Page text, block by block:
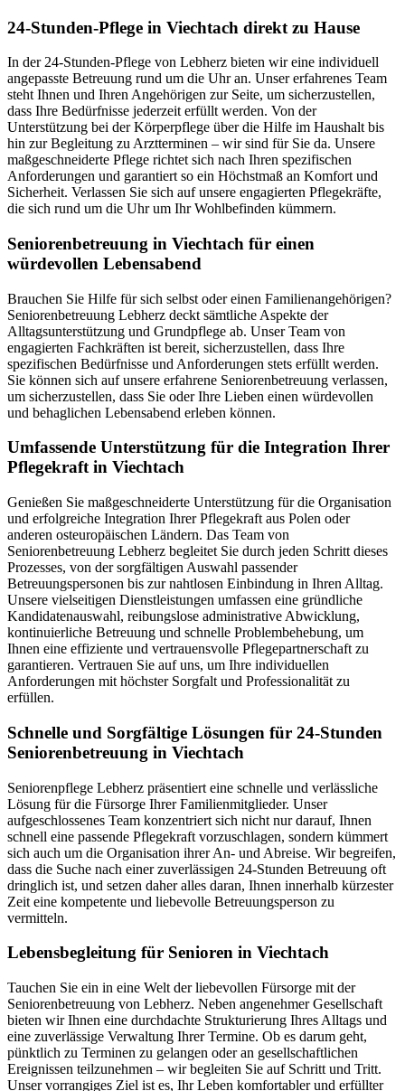
24-Stunden-Pflege in Viechtach direkt zu Hause
In der 24-Stunden-Pflege von Lebherz bieten wir eine individuell
angepasste Betreuung rund um die Uhr an. Unser erfahrenes Team
steht Ihnen und Ihren Angehörigen zur Seite, um sicherzustellen,
dass Ihre Bedürfnisse jederzeit erfüllt werden. Von der
Unterstützung bei der Körperpflege über die Hilfe im Haushalt bis
hin zur Begleitung zu Arztterminen – wir sind für Sie da. Unsere
maßgeschneiderte Pflege richtet sich nach Ihren spezifischen
Anforderungen und garantiert so ein Höchstmaß an Komfort und
Sicherheit. Verlassen Sie sich auf unsere engagierten Pflegekräfte,
die sich rund um die Uhr um Ihr Wohlbefinden kümmern.
Senioren­betreuung in Viechtach für einen
würdevollen Lebensabend
Brauchen Sie Hilfe für sich selbst oder einen Familienangehörigen?
Seniorenbetreuung Lebherz deckt sämtliche Aspekte der
Alltagsunterstützung und Grundpflege ab. Unser Team von
engagierten Fachkräften ist bereit, sicherzustellen, dass Ihre
spezifischen Bedürfnisse und Anforderungen stets erfüllt werden.
Sie können sich auf unsere erfahrene Seniorenbetreuung verlassen,
um sicherzustellen, dass Sie oder Ihre Lieben einen würdevollen
und behaglichen Lebensabend erleben können.
Umfassende Unterstützung für die Integration Ihrer
Pflegekraft in Viechtach
Genießen Sie maßgeschneiderte Unterstützung für die Organisation
und erfolgreiche Integration Ihrer Pflegekraft aus Polen oder
anderen osteuropäischen Ländern. Das Team von
Seniorenbetreuung Lebherz begleitet Sie durch jeden Schritt dieses
Prozesses, von der sorgfältigen Auswahl passender
Betreuungspersonen bis zur nahtlosen Einbindung in Ihren Alltag.
Unsere vielseitigen Dienstleistungen umfassen eine gründliche
Kandidatenauswahl, reibungslose administrative Abwicklung,
kontinuierliche Betreuung und schnelle Problembehebung, um
Ihnen eine effiziente und vertrauensvolle Pflegepartnerschaft zu
garantieren. Vertrauen Sie auf uns, um Ihre individuellen
Anforderungen mit höchster Sorgfalt und Professionalität zu
erfüllen.
Schnelle und Sorgfältige Lösungen für 24-Stunden
Seniorenbetreuung in Viechtach
Seniorenpflege Lebherz präsentiert eine schnelle und verlässliche
Lösung für die Fürsorge Ihrer Familienmitglieder. Unser
aufgeschlossenes Team konzentriert sich nicht nur darauf, Ihnen
schnell eine passende Pflegekraft vorzuschlagen, sondern kümmert
sich auch um die Organisation ihrer An- und Abreise. Wir begreifen,
dass die Suche nach einer zuverlässigen 24-Stunden Betreuung oft
dringlich ist, und setzen daher alles daran, Ihnen innerhalb kürzester
Zeit eine kompetente und liebevolle Betreuungsperson zu
vermitteln.
Lebensbegleitung für Senioren in Viechtach
Tauchen Sie ein in eine Welt der liebevollen Fürsorge mit der
Seniorenbetreuung von Lebherz. Neben angenehmer Gesellschaft
bieten wir Ihnen eine durchdachte Strukturierung Ihres Alltags und
eine zuverlässige Verwaltung Ihrer Termine. Ob es darum geht,
pünktlich zu Terminen zu gelangen oder an gesellschaftlichen
Ereignissen teilzunehmen – wir begleiten Sie auf Schritt und Tritt.
Unser vorrangiges Ziel ist es, Ihr Leben komfortabler und erfüllter